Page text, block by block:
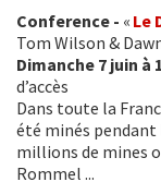
Conference - « Le
Tom Wilson &
Dimanche 7 juin à
d’accès
Dans toute la
été minés pendant
millions de mines
Rommel ...